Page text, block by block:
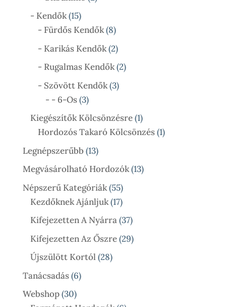
- Kendők 1515
Termék
- Fürdős Kendők 88
Termék
- Karikás Kendők 22
Termék
- Rugalmas Kendők 22
- Szövött Kendők 33
- - 6-Os 33
Termék
Kiegészítők Kölcsönzésre 11
Termék
Hordozós Takaró Kölcsönzés 11
Legnépszerűbb 1313
Termék
Megvásárolható Hordozók 1313
Népszerű Kategóriák 5555
Termék
Kezdőknek Ajánljuk 1717
Termék
Kifejezetten A Nyárra 3737
Termék
Kifejezetten Az Őszre 2929
Újszülött Kortól 2828
Tanácsadás 66
Webshop 3030